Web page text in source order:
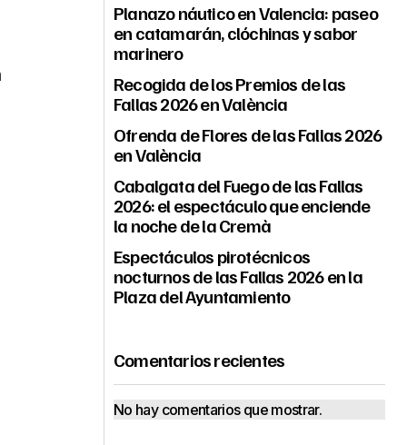
Planazo náutico en Valencia: paseo
en catamarán, clóchinas y sabor
marinero
Recogida de los Premios de las
Fallas 2026 en València
Ofrenda de Flores de las Fallas 2026
en València
Cabalgata del Fuego de las Fallas
2026: el espectáculo que enciende
la noche de la Cremà
Espectáculos pirotécnicos
nocturnos de las Fallas 2026 en la
Plaza del Ayuntamiento
Comentarios recientes
No hay comentarios que mostrar.